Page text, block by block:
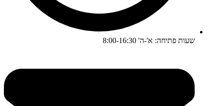
שעות פתיחה: א'-ה' 8:00-16:30